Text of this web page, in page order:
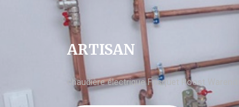
ARTISAN
chaudière électrique Frisquet Roost Warendin